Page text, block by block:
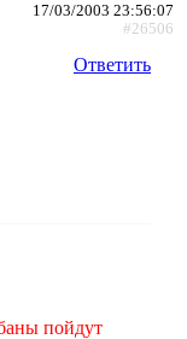
17/03/2003 23:56:07
#26506
Ответить
пойдут